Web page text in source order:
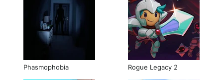
Phasmophobia Rogue Legacy 2